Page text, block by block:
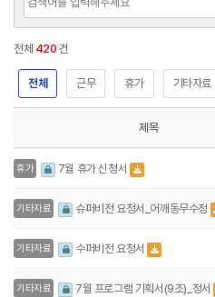
전체 420 건
전체 근무 휴가 기타자료
제목
휴가 7월 휴가 신청서
기타자료 슈퍼비전 요청서_어깨동무수정
기타자료 수퍼비전 요청서
기타자료 7월 프로그램 기획서(9조)_정서